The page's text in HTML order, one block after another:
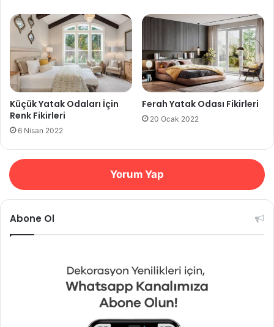
Küçük Yatak Odaları İçin
Renk Fikirleri
6 Nisan 2022
Ferah Yatak Odası Fikirleri
20 Ocak 2022
Yorum Yap
Abone Ol